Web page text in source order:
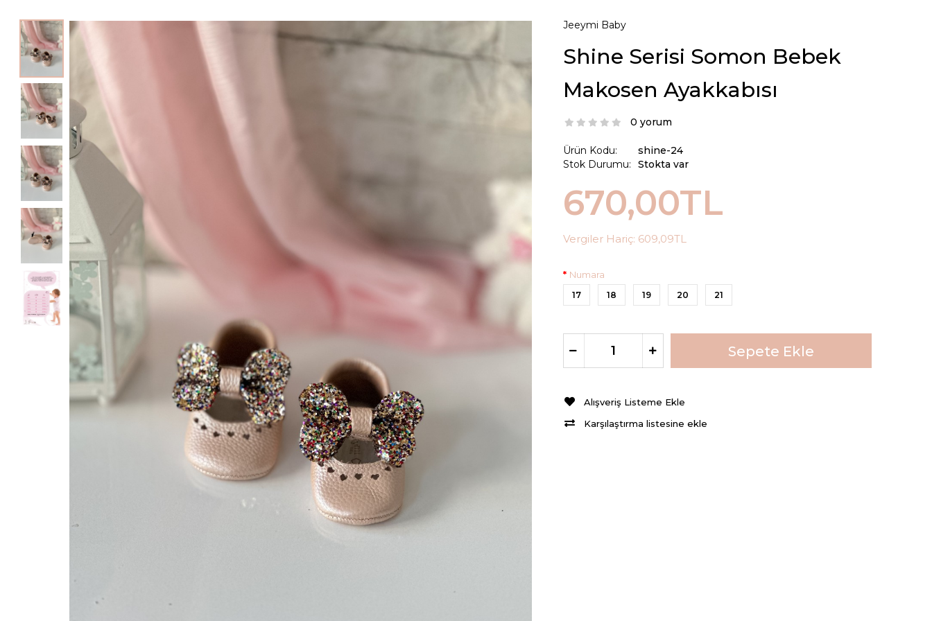
Jeeymi Baby
Shine Serisi Somon Bebek
Makosen Ayakkabısı
0 yorum
Ürün Kodu:
Stok Durumu:
shine-24
Stokta var
670,00TL
Vergiler Hariç: 609,09TL
Numara
17 18 19 20 21
Alışveriş Listeme Ekle
Karşılaştırma listesine ekle